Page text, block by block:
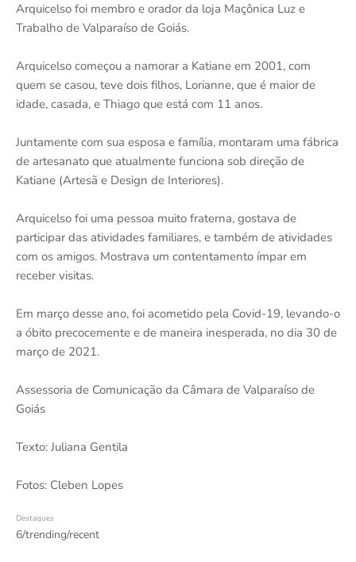
Arquicelso foi membro e orador da loja Maçônica Luz e
Trabalho de Valparaíso de Goiás.
Arquicelso começou a namorar a Katiane em 2001, com
quem se casou, teve dois filhos, Lorianne, que é maior de
idade, casada, e Thiago que está com 11 anos.
Juntamente com sua esposa e família, montaram uma fábrica
de artesanato que atualmente funciona sob direção de
Katiane (Artesã e Design de Interiores).
Arquicelso foi uma pessoa muito fraterna, gostava de
participar das atividades familiares, e também de atividades
com os amigos. Mostrava um contentamento ímpar em
receber visitas.
Em março desse ano, foi acometido pela Covid-19, levando-o
a óbito precocemente e de maneira inesperada, no dia 30 de
março de 2021.
Assessoria de Comunicação da Câmara de Valparaíso de
Goiás
Texto: Juliana Gentila
Fotos: Cleben Lopes
Destaques
6/trending/recent